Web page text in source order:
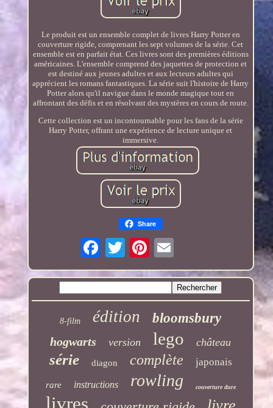
Le produit est un ensemble complet de livres Harry Potter en
couverture rigide, comprenant les sept volumes de la série. Cet
ensemble est en parfait état. Ces livres sont des premières éditions
américaines. L'ensemble comprend des jaquettes de protection et
est destiné aux jeunes adultes et aux lecteurs adultes qui
apprécient les romans fantastiques. La série suit l'histoire de Harry
Potter alors qu'il navigue dans le monde magique tout en
affrontant des défis et en résolvant des mystères en cours de route.
Cette collection est un incontournable pour les fans de la série
Harry Potter, offrant une expérience de lecture unique et
immersive.
Share
8-film édition bloomsbury
hogwarts version lego château
série diagon complète japonais
rare instructions rowling couverture dure
livres